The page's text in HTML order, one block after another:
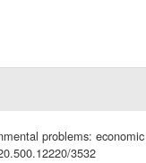
problems:
3532